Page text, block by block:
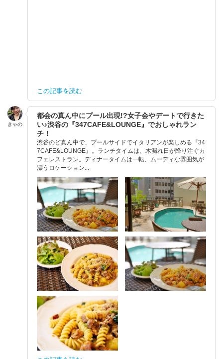
この記事を読む
きゃの
都会の真ん中にプール出現!?女子会やデートで行きた
い♪渋谷の『347CAFE&LOUNGE』でおしゃれラン
チ！
渋谷のど真ん中で、プールサイドでイタリアンが楽しめる『34
7CAFE&LOUNGE』。ランチタイムは、木漏れ日が降り注ぐカ
フェレストラン。ディナータイムは一転、ムーディな雰囲気が
漂うロケーション...